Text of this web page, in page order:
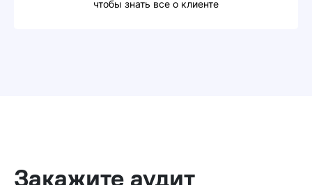
чтобы знать все о клиенте
Закажите аудит